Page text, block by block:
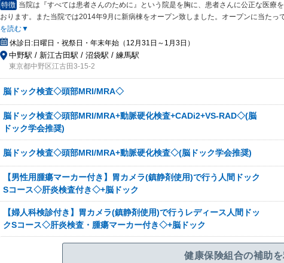
特徴 当院は『すべては患者さんのために』という院是を胸に、患者さんに公正な医療
おり ます。また当院では2014年9月に新病棟をオープン致しました。オープンに当たっ
を読む▼
休診日:日曜日・祝祭日・年末年始（12月31日～1月3日）
中野駅 / 新江古田駅 / 沼袋駅 / 練馬駅
東京都中野区江古田3-15-2
脳ドック検査◇頭部MRI/MRA◇
脳ドック検査◇頭部MRI/MRA+動脈硬化検査+CADi2+VS-RAD◇(脳
ドック学会推奨)
脳ドック検査◇頭部MRI/MRA+動脈硬化検査◇(脳ドック学会推奨)
【男性用腫瘍マーカー付き】胃カメラ(鎮静剤使用)で行う人間ドック
Sコース◇肝炎検査付き◇+脳ドック
【婦人科検診付き】胃カメラ(鎮静剤使用)で行うレディース人間ドッ
クSコース◇肝炎検査・腫瘍マーカー付き◇+脳ドック
健康保険組合の補助